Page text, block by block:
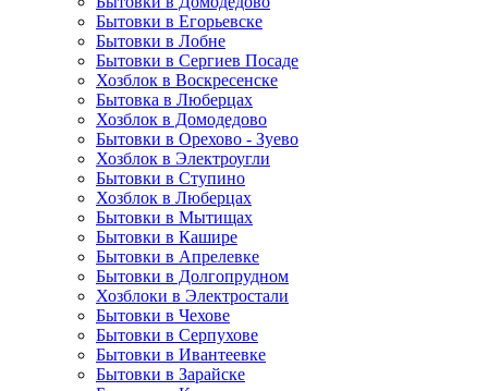
Бытовки в Егорьевске
Бытовки в Лобне
Бытовки в Сергиев Посаде
Хозблок в Воскресенске
Бытовка в Люберцах
Хозблок в Домодедово
Бытовки в Орехово - Зуево
Хозблок в Электроугли
Бытовки в Ступино
Хозблок в Люберцах
Бытовки в Мытищах
Бытовки в Кашире
Бытовки в Апрелевке
Бытовки в Долгопрудном
Хозблоки в Электростали
Бытовки в Чехове
Бытовки в Серпухове
Бытовки в Ивантеевке
Бытовки в Зарайске